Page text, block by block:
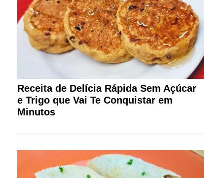
Receita de Delícia Rápida Sem Açúcar
e Trigo que Vai Te Conquistar em
Minutos